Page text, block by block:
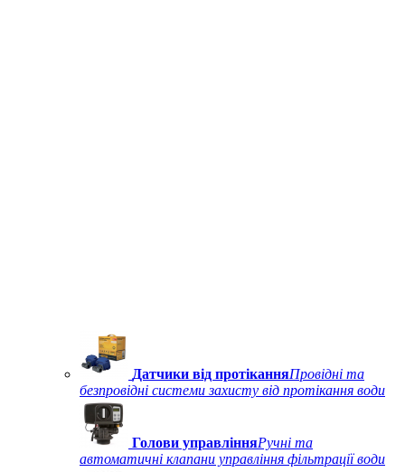
Датчики від протіканняПровідні та
безпровідні системи захисту від протікання води
Голови управлінняРучні та
автоматичні клапани управління фільтрації води